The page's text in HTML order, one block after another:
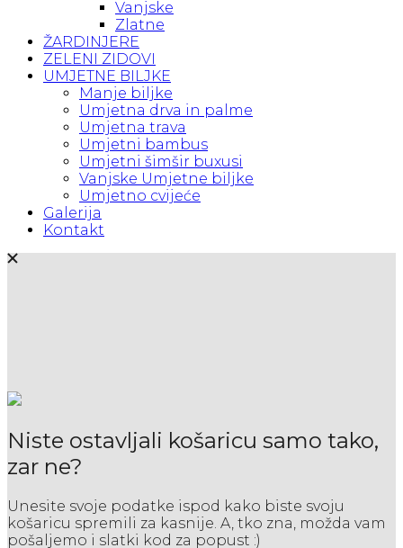
Vanjske
Zlatne
ŽARDINJERE
ZELENI ZIDOVI
UMJETNE BILJKE
Manje biljke
Umjetna drva in palme
Umjetna trava
Umjetni bambus
Umjetni šimšir buxusi
Vanjske Umjetne biljke
Umjetno cvijeće
Galerija
Kontakt
Niste ostavljali košaricu samo tako,
zar ne?
Unesite svoje podatke ispod kako biste svoju
košaricu spremili za kasnije. A, tko zna, možda vam
pošaljemo i slatki kod za popust :)